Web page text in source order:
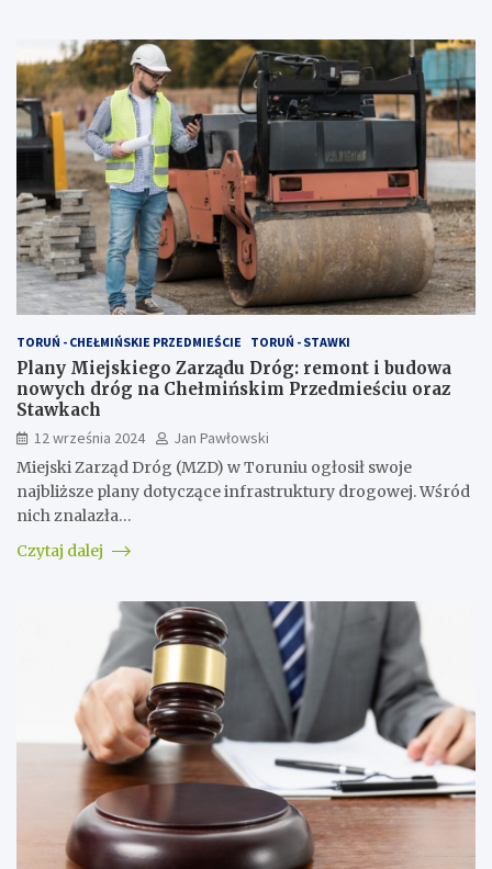
TORUŃ - CHEŁMIŃSKIE PRZEDMIEŚCIE TORUŃ - STAWKI
Plany Miejskiego Zarządu Dróg: remont i budowa
nowych dróg na Chełmińskim Przedmieściu oraz
Stawkach
12 września 2024
Jan Pawłowski
Miejski Zarząd Dróg (MZD) w Toruniu ogłosił swoje
najbliższe plany dotyczące infrastruktury drogowej. Wśród
nich znalazła…
Czytaj dalej